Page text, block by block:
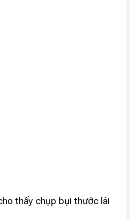
thấy chụp bụi thước lái